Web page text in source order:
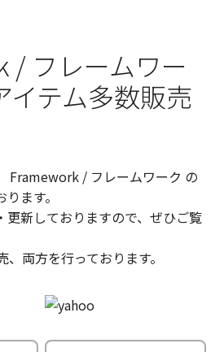
/ フレームワー
イテム多数販売
Framework / フレームワーク の
ます。
更新しておりますので、ぜひご覧
両方を行っております。